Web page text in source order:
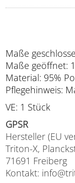
Maße
Maße geöffnet:
Material: 95%
Pflegehinweis:
VE: 1 Stück
GPSR
Hersteller (EU
Triton-X,
71691 Freiberg
Kontakt: